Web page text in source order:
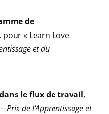
de
, pour « Learn Love
et du
le flux de travail,
Prix de l’Apprentissage et